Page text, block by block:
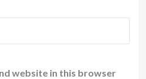
website in this browser